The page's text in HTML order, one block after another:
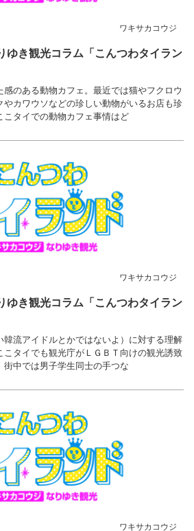
ワキサカコウジ
ゆき観光コラム「こんつわタイラン
感のある動物カフェ。最近では猫やフクロウ
やカワウソなどの珍しい動物がいるお店も珍
こタイでの動物カフェ事情はど
ワキサカコウジ
ゆき観光コラム「こんつわタイラン
韓流アイドルとかではないよ）に対する理解
こタイでも観光庁がＬＧＢＴ向けの観光誘致
街中では男子学生同士の手つな
ワキサカコウジ